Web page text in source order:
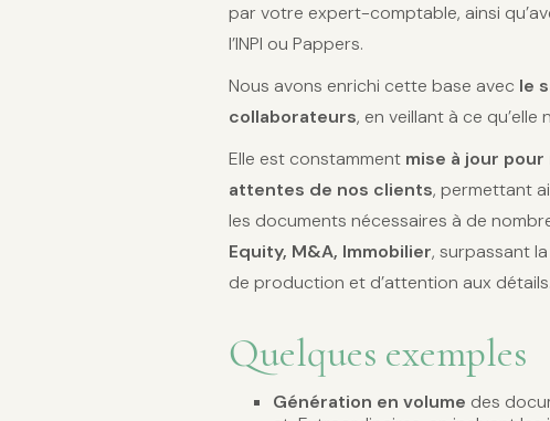
par votre expert-comptable, ainsi
l’INPI ou Pappers.
Nous avons enrichi cette base avec le
collaborateurs, en veillant à ce
Elle est constamment mise à jour
attentes de nos clients, permettant
les documents nécessaires à de
Equity, M&A, Immobilier, surpassant
de production et d’attention aux détails.
Quelques exemples
Génération en volume des